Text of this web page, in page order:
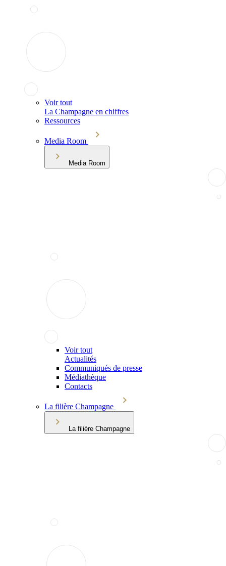
Voir tout
La Champagne en chiffres
Ressources
Media Room
Media Room
Voir tout
Actualités
Communiqués de presse
Médiathèque
Contacts
La filière Champagne
La filière Champagne